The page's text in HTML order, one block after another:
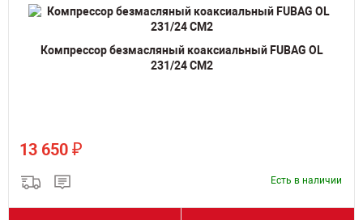
Компрессор безмасляный коаксиальный FUBAG OL
231/24 CM2
13 650 ₽
Есть в наличии